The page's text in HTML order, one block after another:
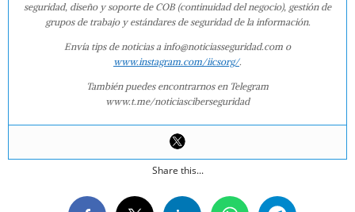
seguridad, diseño y soporte de COB (continuidad del negocio), gestión de
grupos de trabajo y estándares de seguridad de la información.
Envía tips de noticias a info@noticiasseguridad.com o
www.instagram.com/iicsorg/.
También puedes encontrarnos en Telegram
www.t.me/noticiasciberseguridad
Share this...